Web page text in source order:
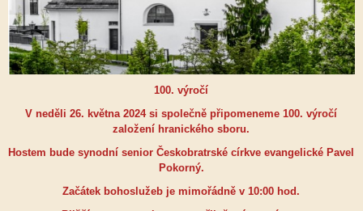
100. výročí
V neděli 26. května 2024 si společně připomeneme 100. výročí
založení hranického sboru.
Hostem bude synodní senior Českobratrské církve evangelické Pavel
Pokorný.
Začátek bohoslužeb je mimořádně v 10:00 hod.